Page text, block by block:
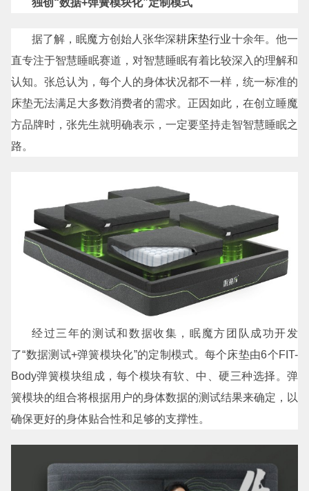
独创“数据+弹簧模块化”定制模式
据了解，眠魔方创始人张华深耕床垫行业十余年。他一
直专注于智慧睡眠赛道，对智慧睡眠有着比较深入的理解和
认知。张总认为，每个人的身体状况都不一样，统一标准的
床垫无法满足大多数消费者的需求。正因如此，在创立睡魔
方品牌时，张先生就明确表示，一定要坚持走智智慧睡眠之
路。
经过三年的测试和数据收集，眠魔方团队成功开发
了“数据测试+弹簧模块化”的定制模式。每个床垫由6个FIT-
Body弹簧模块组成，每个模块有软、中、硬三种选择。弹
簧模块的组合将根据用户的身体数据的测试结果来确定，以
确保更好的身体贴合性和足够的支撑性。